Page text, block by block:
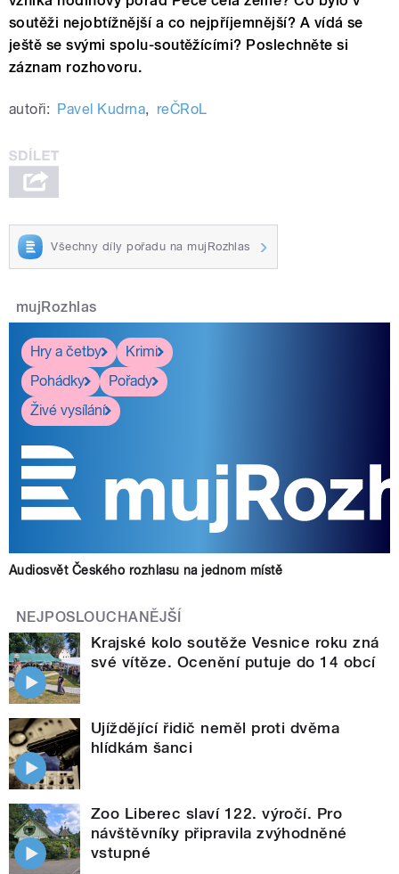
soutěži nejobtížnější a co nejpříjemnější? A vídá se
ještě se svými spolu-soutěžícími? Poslechněte si
záznam rozhovoru.
autoři: Pavel Kudrna, reČRoL
Všechny díly pořadu na mujRozhlas
mujRozhlas
Hry a četby
Krimi
Pohádky
Pořady
Živé vysílání
Audiosvět Českého rozhlasu na jednom místě
NEJPOSLOUCHANĚJŠÍ
Krajské kolo soutěže Vesnice roku zná
své vítěze. Ocenění putuje do 14 obcí
Ujíždějící řidič neměl proti dvěma
hlídkám šanci
Zoo Liberec slaví 122. výročí. Pro
návštěvníky připravila zvýhodněné
vstupné